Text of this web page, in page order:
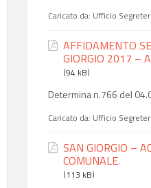
Caricato da: Ufficio
AFFIDAMENTO
GIORGIO 2017 –
(94 kB)
Determina n.766 del
Caricato da: Ufficio
SAN GIORGIO –
COMUNALE.
(113 kB)